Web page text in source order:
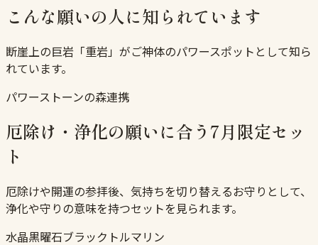
こんな願いの人に知られています
断崖上の巨岩「重岩」がご神体のパワースポットとして知ら
れています。
パワーストーンの森連携
厄除け・浄化の願いに合う7月限定セッ
ト
厄除けや開運の参拝後、気持ちを切り替えるお守りとして、
浄化や守りの意味を持つセットを見られます。
水晶黒曜石ブラックトルマリン